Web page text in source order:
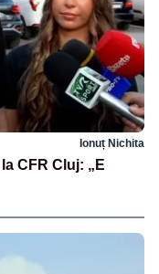
Ionuț Nichita
CFR Cluj: „E